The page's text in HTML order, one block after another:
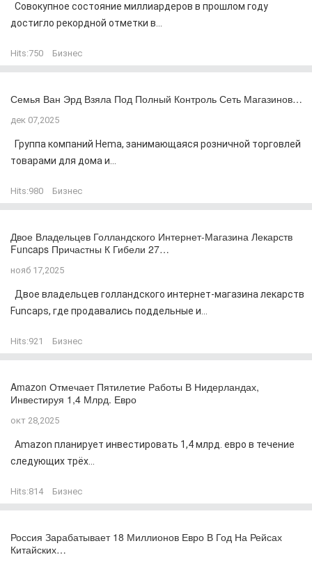
Совокупное состояние миллиардеров в прошлом году
достигло рекордной отметки в...
Hits:750 Бизнес
Семья Ван Эрд Взяла Под Полный Контроль Сеть Магазинов…
дек 07,2025
Группа компаний Hema, занимающаяся розничной торговлей
товарами для дома и...
Hits:980 Бизнес
Двое Владельцев Голландского Интернет-Магазина Лекарств
Funcaps Причастны К Гибели 27…
нояб 17,2025
Двое владельцев голландского интернет-магазина лекарств
Funcaps, где продавались поддельные и...
Hits:921 Бизнес
Amazon Отмечает Пятилетие Работы В Нидерландах,
Инвестируя 1,4 Млрд. Евро
окт 28,2025
Amazon планирует инвестировать 1,4 млрд. евро в течение
следующих трёх...
Hits:814 Бизнес
Россия Зарабатывает 18 Миллионов Евро В Год На Рейсах
Китайских…